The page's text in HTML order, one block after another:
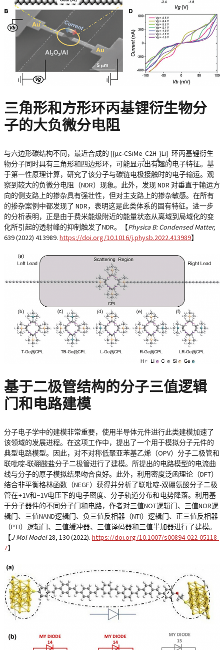
三角形和方形环丙基锂衍生物分
子的大负微分电阻
与六边形碳结构不同，最近合成的 [{μc-CSiMe
3
C2H
4
}Li]
4
环丙基锂衍生
物分子同时具有三角形和四边形环，可能显示出有趣的电子特征。基
于第一性原理计算，研究了该分子与碳链电极接触时的电子输运。观
察到较大的负微分电阻（NDR）现象。此外，发现 NDR 对垂直于输运方
向的侧支路上的掺杂具有强壮性，但对主支路上的掺杂敏感。在所有
的掺杂案例中都发现了 NDR，表明这是此类体系的固有特征。进一步
的分析表明，正是由于费米能级附近的能量状态从离域到局域化的变
化所引起的透射峰的抑制触发了NDR。【Physica B: Condensed Matter,
639(2022) 413989. https://doi.org/10.1016/j.physb.2022.413989】
基于二极管结构的分子三值逻辑
门和电路建模
分子电子学中的建模非常重要，使用半导体元件进行此类建模加速了
该领域的发展进程。在这项工作中，提出了一个用于模拟分子元件的
典型电路模型。因此，对不对称低聚亚苯基乙烯（OPV）分子二极管和
联吡啶-联硼酸盐分子二极管进行了建模。所提出的电路模型的电流曲
线与分子的原子模拟结果吻合良好。此外，利用密度泛函理论（DFT）
结合非平衡格林函数（NEGF）获得并分析了联吡啶-双硼氨酸分子二极
管在 + 1V和 −1V电压下的电子密度、分子轨道分布和 电势降落。利用基
于分子器件的不同分子门和电路，作者对三值NOT逻辑门、三值NOR逻
辑门、三值NAND逻辑门、负三值反相器（NTI）逻辑门、正三值反相器
（PTI）逻辑门、三值缓冲器、三值译码器和三值半加器进行了建模。
【J Mol Model 28, 130 (2022). https://doi.org/10.1007/s00894-022-05118-
7】